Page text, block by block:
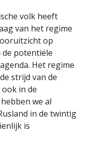
volk heeft
van het regime
op
potentiële
Het regime
strijd van de
in de
we al
in de twintig
is